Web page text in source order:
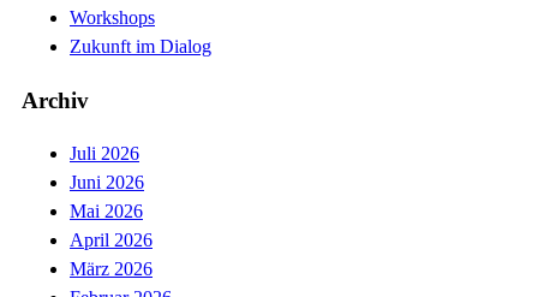
Workshops
Zukunft im Dialog
Archiv
Juli 2026
Juni 2026
Mai 2026
April 2026
März 2026